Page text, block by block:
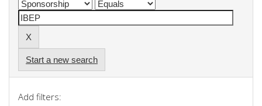
Start a new search
Add filters: